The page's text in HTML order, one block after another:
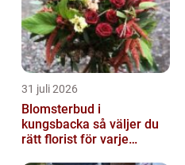
31 juli 2026
Blomsterbud i
kungsbacka så väljer du
rätt florist för varje